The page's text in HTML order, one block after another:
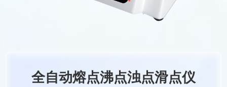
全自动熔点沸点浊点滑点仪